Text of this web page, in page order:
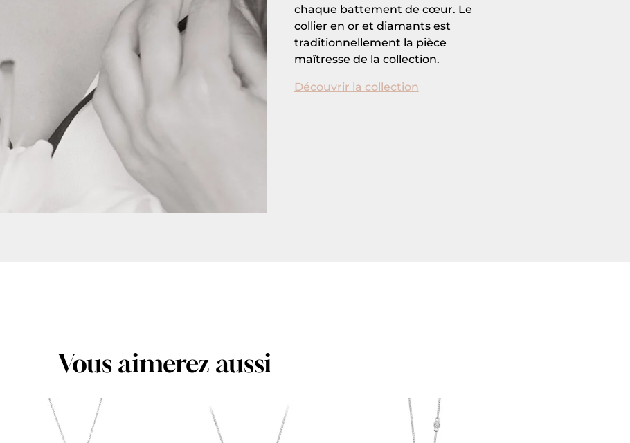
chaque battement de cœur. Le
collier en or et diamants est
traditionnellement la pièce
maîtresse de la collection.
Découvrir la collection
Vous aimerez aussi